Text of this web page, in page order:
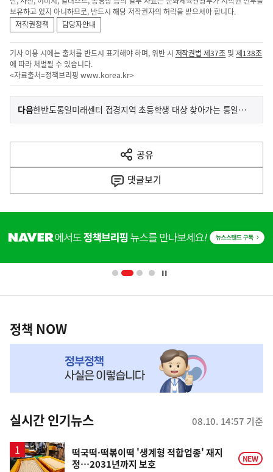
보유하고 있지 아니하므로, 반드시 해당 저작권자의 허락을 받으셔야 합니다.
저작권정책
담당자안내
기사 이용 시에는 출처를 반드시 표기해야 하며, 위반 시 저작권법 제37조 및제138조
에 따라 처벌될 수 있습니다.
<자료출처=정책브리핑 www.korea.kr>
이
전
다
음
다음기
한반도통일미래센터 접경지역 초등학생 대상 찾아가는 통일체험 연수 진행
공유
열
기
댓글보기
단
영
책
NOW,
뉴
스
정책 NOW
실시간 인기뉴스 08.10. 14:57 기준
떡국떡·떡볶이떡 '생계형 적합업종' 재지
정…2031년까지 보호
NEW